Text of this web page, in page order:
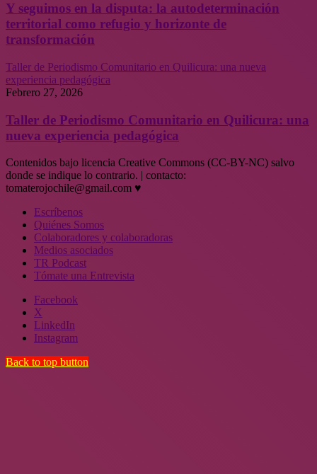
Y seguimos en la disputa: la autodeterminación
territorial como refugio y horizonte de
transformación
Taller de Periodismo Comunitario en Quilicura: una nueva
experiencia pedagógica
Febrero 27, 2026
Taller de Periodismo Comunitario en Quilicura: una
nueva experiencia pedagógica
Contenidos bajo licencia Creative Commons (CC-BY-NC) salvo
donde se indique lo contrario. | contacto:
tomaterojochile@gmail.com ♥
Escríbenos
Quiénes Somos
Colaboradores y colaboradoras
Medios asociados
TR Podcast
Tómate una Entrevista
Facebook
X
LinkedIn
Instagram
Back to top button